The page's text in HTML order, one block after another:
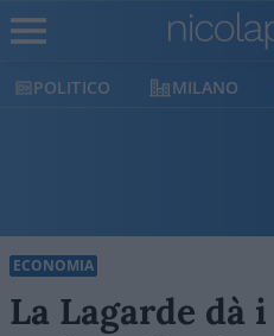
POLITICO MILANO
ECONOMIA
La Lagarde dà